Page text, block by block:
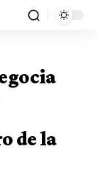
de la